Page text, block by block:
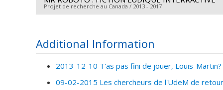
Co-researchers : Aude Dufresne,Louis-Martin Guay
Grant programs:
PVXXXXXX-AUDACE
Projet de recherche au Canada / 2013 - 2017
Funding sources: FRQSC/Fonds de recherche du
Grant programs:PVXXXXXX-(CC) Établissement
Additional Information
2013-12-10 T'as pas fini de jouer, Louis-Martin?
09-02-2015 Les chercheurs de l'UdeM de retour